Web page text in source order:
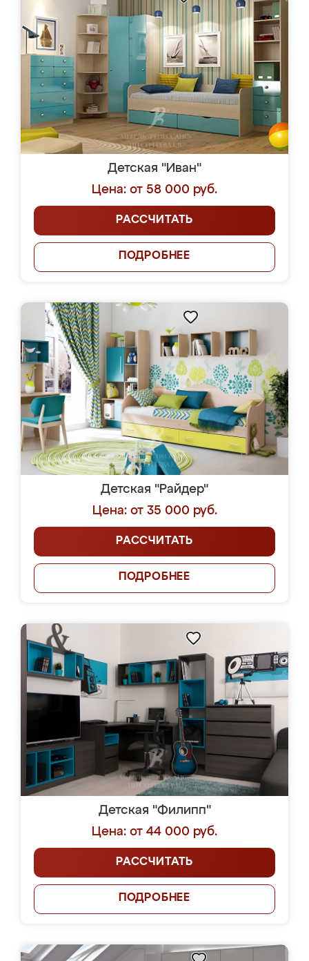
Детская "Иван"
Цена: от 58 000 руб.
РАССЧИТАТЬ
ПОДРОБНЕЕ
Детская "Райдер"
Цена: от 35 000 руб.
РАССЧИТАТЬ
ПОДРОБНЕЕ
Детская "Филипп"
Цена: от 44 000 руб.
РАССЧИТАТЬ
ПОДРОБНЕЕ